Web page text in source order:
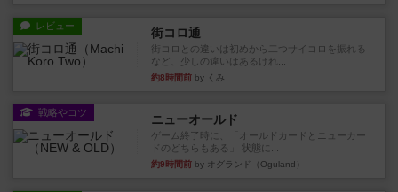
レビュー 街コロ通
街コロとの違いは初めから二つサイコロを振れる
など、少しの違いはあるけれ...
約8時間前 by くみ
戦略やコツ ニューオールド
ゲーム終了時に、「オールドカードとニューカー
ドのどちらもある」 状態に...
約9時間前 by オグランド（Oguland）